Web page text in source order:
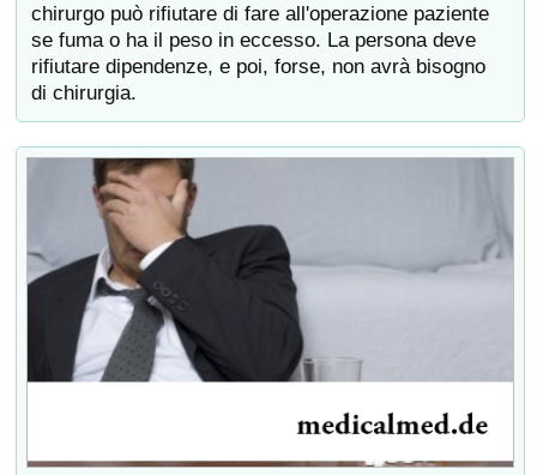
chirurgo può rifiutare di fare all'operazione paziente
se fuma o ha il peso in eccesso. La persona deve
rifiutare dipendenze, e poi, forse, non avrà bisogno
di chirurgia.